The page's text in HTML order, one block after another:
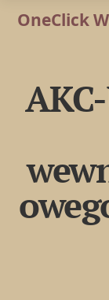
OneClick